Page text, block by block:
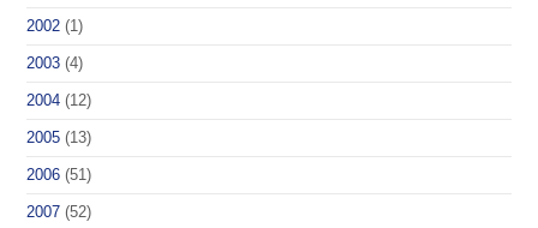
2002 (1)
2003 (4)
2004 (12)
2005 (13)
2006 (51)
2007 (52)